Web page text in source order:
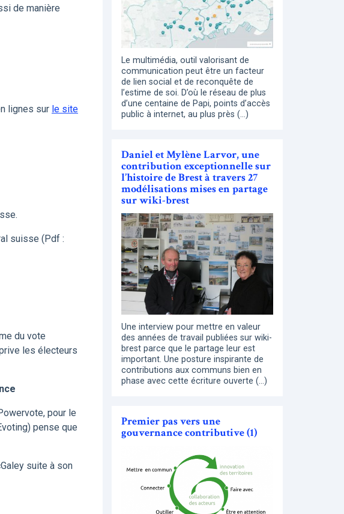
de manière
lignes sur le site
suisse (Pdf :
du vote
les électeurs
pour le
pense que
suite à son
Le multimédia, outil valorisant de
communication peut être un facteur
de lien social et de reconquête de
l’estime de soi. D’où le réseau de plus
d’une centaine de Papi, points d’accès
public à internet, au plus près (…)
Daniel et Mylène Larvor, une
contribution exceptionnelle sur
l’histoire de Brest à travers 27
modélisations mises en partage
sur wiki-brest
Une interview pour mettre en valeur
des années de travail publiées sur wiki-
brest parce que le partage leur est
important. Une posture inspirante de
contributions aux communs bien en
phase avec cette écriture ouverte (…)
Premier pas vers une
gouvernance contributive (1)